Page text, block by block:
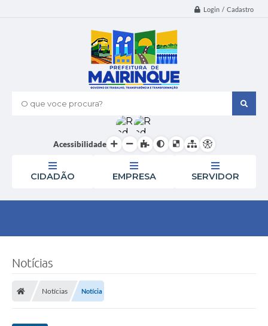
Login / Cadastro
O que voce procura?
Acessibilidade
CIDADÃO EMPRESA SERVIDOR
Notícias
Notícias Notícia